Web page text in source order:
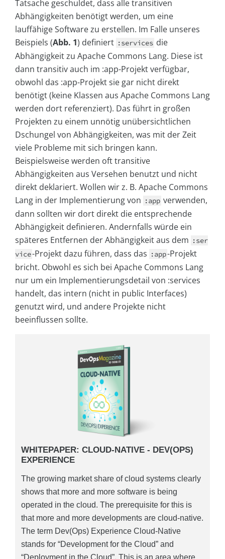
Tatsache geschuldet, dass alle transitiven
Abhängigkeiten benötigt werden, um eine
lauffähige Software zu erstellen. Im Falle unseres
Beispiels (Abb. 1) definiert :services die
Abhängigkeit zu Apache Commons Lang. Diese ist
dann transitiv auch im :app-Projekt verfügbar,
obwohl das :app-Projekt sie gar nicht direkt
benötigt (keine Klassen aus Apache Commons Lang
werden dort referenziert). Das führt in großen
Projekten zu einem unnötig unübersichtlichen
Dschungel von Abhängigkeiten, was mit der Zeit
viele Probleme mit sich bringen kann.
Beispielsweise werden oft transitive
Abhängigkeiten aus Versehen benutzt und nicht
direkt deklariert. Wollen wir z. B. Apache Commons
Lang in der Implementierung von :app verwenden,
dann sollten wir dort direkt die entsprechende
Abhängigkeit definieren. Andernfalls würde ein
späteres Entfernen der Abhängigkeit aus dem :ser
vice-Projekt dazu führen, dass das :app-Projekt
bricht. Obwohl es sich bei Apache Commons Lang
nur um ein Implementierungsdetail von :services
handelt, das intern (nicht in public Interfaces)
genutzt wird, und andere Projekte nicht
beeinflussen sollte.
WHITEPAPER: CLOUD-NATIVE - DEV(OPS)
EXPERIENCE
The growing market share of cloud systems clearly
shows that more and more software is being
operated in the cloud. The prerequisite for this is
that more and more developments are cloud-native.
The term Dev(Ops) Experience Cloud-Native
stands for “Development for the Cloud” and